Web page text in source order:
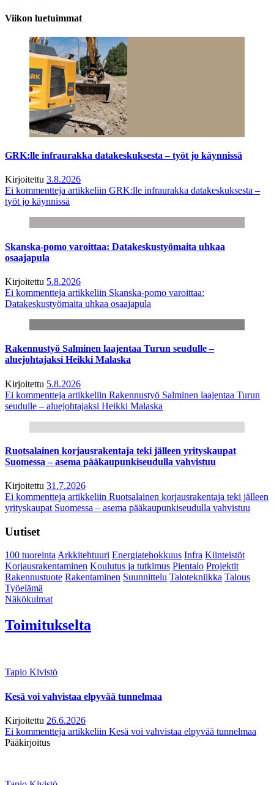
Viikon luetuimmat
GRK:lle infraurakka datakeskuksesta – työt jo käynnissä
Kirjoitettu 3.8.2026
Ei kommentteja artikkeliin GRK:lle infraurakka datakeskuksesta –
työt jo käynnissä
Skanska-pomo varoittaa: Datakeskustyömaita uhkaa
osaajapula
Kirjoitettu 5.8.2026
Ei kommentteja artikkeliin Skanska-pomo varoittaa:
Datakeskustyömaita uhkaa osaajapula
Rakennustyö Salminen laajentaa Turun seudulle –
aluejohtajaksi Heikki Malaska
Kirjoitettu 5.8.2026
Ei kommentteja artikkeliin Rakennustyö Salminen laajentaa Turun
seudulle – aluejohtajaksi Heikki Malaska
Ruotsalainen korjausrakentaja teki jälleen yrityskaupat
Suomessa – asema pääkaupunkiseudulla vahvistuu
Kirjoitettu 31.7.2026
Ei kommentteja artikkeliin Ruotsalainen korjausrakentaja teki jälleen
yrityskaupat Suomessa – asema pääkaupunkiseudulla vahvistuu
Uutiset
100 tuoreintaArkkitehtuuri Energiatehokkuus Infra Kiinteistöt
Korjausrakentaminen Koulutus ja tutkimus Pientalo Projektit
Rakennustuote Rakentaminen Suunnittelu Talotekniikka Talous
Työelämä
Näkökulmat
Toimitukselta
Tapio Kivistö
Kesä voi vahvistaa elpyvää tunnelmaa
Kirjoitettu 26.6.2026
Ei kommentteja artikkeliin Kesä voi vahvistaa elpyvää tunnelmaa
Pääkirjoitus